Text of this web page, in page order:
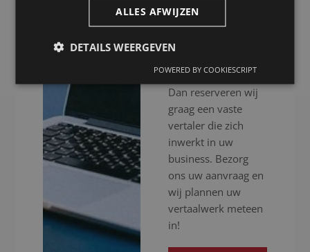
Wilt u een goedkope
vertaling voor uw
of meerdere talen?
Dan reserveren wij
graag een vaste
vertaler die zich
inwerkt in uw
business. Bezorg
ons uw aanvraag en
wij plannen uw
vertaalwerk meteen
in!
ALLES AFWIJZEN
DETAILS WEERGEVEN
POWERED BY COOKIESCRIPT